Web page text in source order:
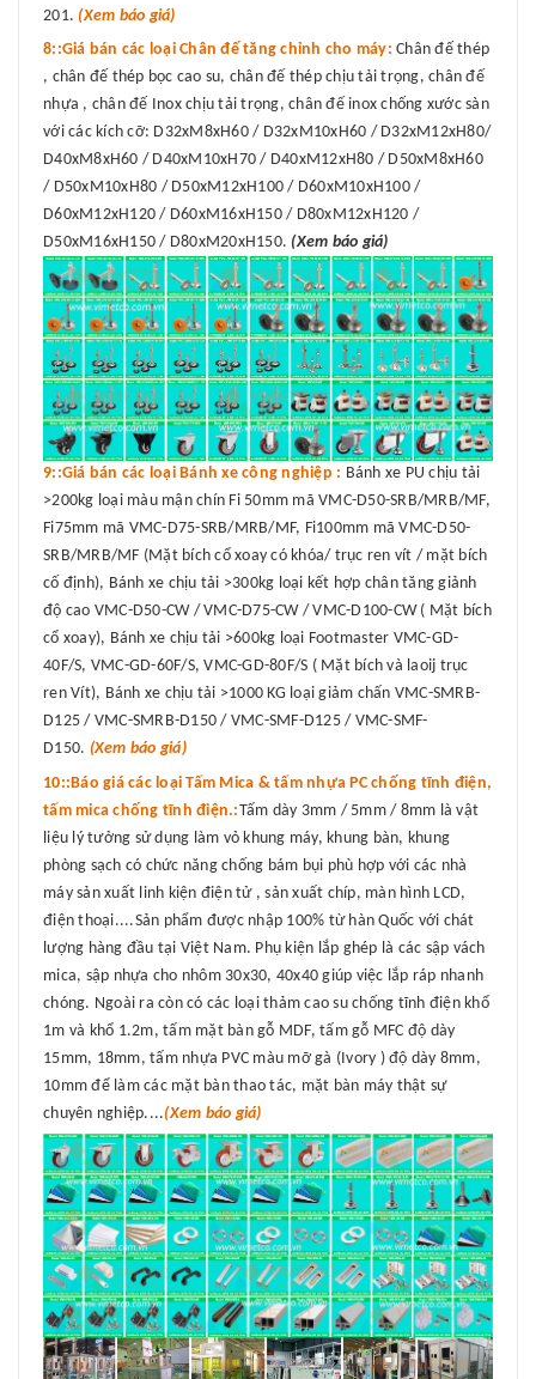
201. (Xem báo giá)
8::Giá bán các loại Chân đế tăng chỉnh cho máy: Chân đế thép
, chân đế thép bọc cao su, chân đế thép chịu tải trọng, chân đế
nhựa , chân đế Inox chịu tải trọng, chân đế inox chống xước sàn
với các kích cỡ: D32xM8xH60 / D32xM10xH60 / D32xM12xH80/
D40xM8xH60 / D40xM10xH70 / D40xM12xH80 / D50xM8xH60
/ D50xM10xH80 / D50xM12xH100 / D60xM10xH100 /
D60xM12xH120 / D60xM16xH150 / D80xM12xH120 /
D50xM16xH150 / D80xM20xH150. (Xem báo giá)
9::Giá bán các loại Bánh xe công nghiệp : Bánh xe PU chịu tải
>200kg loại màu mận chín Fi 50mm mã VMC-D50-SRB/MRB/MF,
Fi75mm mã VMC-D75-SRB/MRB/MF, Fi100mm mã VMC-D50-
SRB/MRB/MF (Mặt bích cổ xoay có khóa/ trục ren vít / mặt bích
cố định), Bánh xe chịu tải >300kg loại kết hợp chân tăng giảnh
độ cao VMC-D50-CW / VMC-D75-CW / VMC-D100-CW ( Mặt bích
cổ xoay), Bánh xe chịu tải >600kg loại Footmaster VMC-GD-
40F/S, VMC-GD-60F/S, VMC-GD-80F/S ( Mặt bích và laoij trục
ren Vít), Bánh xe chịu tải >1000 KG loại giảm chấn VMC-SMRB-
D125 / VMC-SMRB-D150 / VMC-SMF-D125 / VMC-SMF-
D150. (Xem báo giá)
10::Báo giá các loại Tấm Mica & tấm nhựa PC chống tĩnh điện,
tấm mica chống tĩnh điện.:Tấm dày 3mm / 5mm / 8mm là vật
liệu lý tưởng sử dụng làm vỏ khung máy, khung bàn, khung
phòng sạch có chức năng chống bám bụi phù hợp với các nhà
máy sản xuất linh kiện điện tử , sản xuất chíp, màn hình LCD,
điện thoại....Sản phẩm được nhập 100% từ hàn Quốc với chát
lượng hàng đầu tại Việt Nam. Phụ kiện lắp ghép là các sập vách
mica, sập nhựa cho nhôm 30x30, 40x40 giúp việc lắp ráp nhanh
chóng. Ngoài ra còn có các loại thảm cao su chống tĩnh điện khổ
1m và khổ 1.2m, tấm mặt bàn gỗ MDF, tấm gỗ MFC độ dày
15mm, 18mm, tấm nhựa PVC màu mỡ gà (Ivory ) độ dày 8mm,
10mm để làm các mặt bàn thao tác, mặt bàn máy thật sự
chuyên nghiệp....(Xem báo giá)